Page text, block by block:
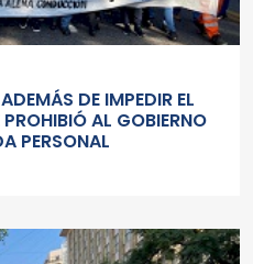
DE IMPEDIR EL
AL GOBIERNO
PERSONAL